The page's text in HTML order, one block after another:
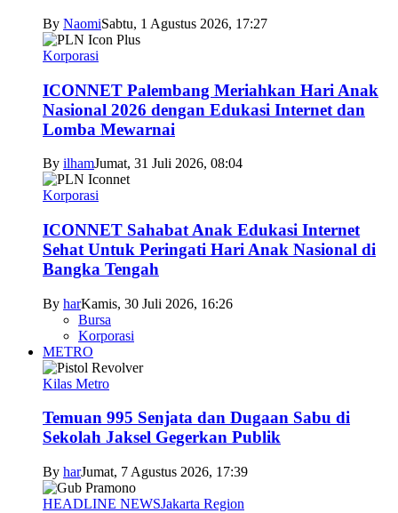
By NaomiSabtu, 1 Agustus 2026, 17:27
Korporasi
ICONNET Palembang Meriahkan Hari Anak
Nasional 2026 dengan Edukasi Internet dan
Lomba Mewarnai
By ilhamJumat, 31 Juli 2026, 08:04
Korporasi
ICONNET Sahabat Anak Edukasi Internet
Sehat Untuk Peringati Hari Anak Nasional di
Bangka Tengah
By harKamis, 30 Juli 2026, 16:26
Bursa
Korporasi
METRO
Kilas Metro
Temuan 995 Senjata dan Dugaan Sabu di
Sekolah Jaksel Gegerkan Publik
By harJumat, 7 Agustus 2026, 17:39
HEADLINE NEWSJakarta Region